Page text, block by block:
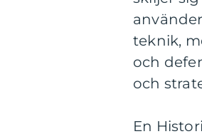
teknik,
och
och
En